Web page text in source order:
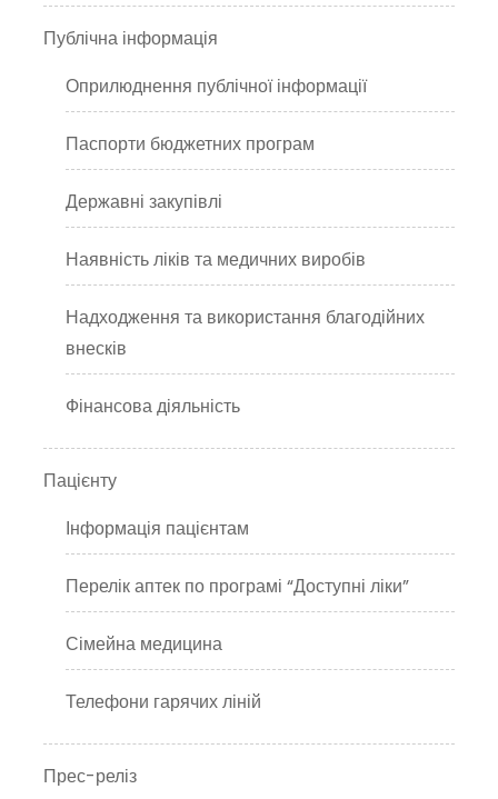
Публічна інформація
Оприлюднення публічної інформації
Паспорти бюджетних програм
Державні закупівлі
Наявність ліків та медичних виробів
Надходження та використання благодійних
внесків
Фінансова діяльність
Пацієнту
Інформація пацієнтам
Перелік аптек по програмі “Доступні ліки”
Сімейна медицина
Телефони гарячих ліній
Прес-реліз